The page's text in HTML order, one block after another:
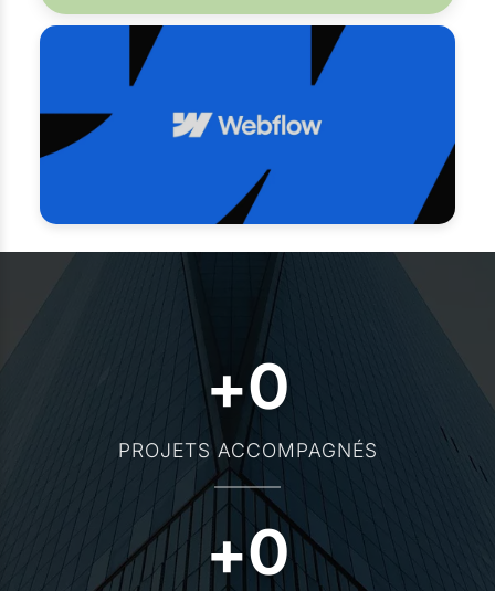
+0
PROJETS ACCOMPAGNÉS
+0